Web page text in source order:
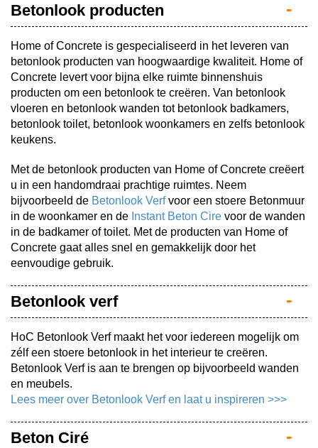
Betonlook producten
Home of Concrete is gespecialiseerd in het leveren van
betonlook producten van hoogwaardige kwaliteit. Home of
Concrete levert voor bijna elke ruimte binnenshuis
producten om een betonlook te creëren. Van betonlook
vloeren en betonlook wanden tot betonlook badkamers,
betonlook toilet, betonlook woonkamers en zelfs betonlook
keukens.
Met de betonlook producten van Home of Concrete creëert
u in een handomdraai prachtige ruimtes. Neem
bijvoorbeeld de Betonlook Verfvoor een stoere Betonmuur
in de woonkamer en de Instant Beton Cire voor de wanden
in de badkamer of toilet. Met de producten van Home of
Concrete gaat alles snel en gemakkelijk door het
eenvoudige gebruik.
Betonlook verf
HoC Betonlook Verf maakt het voor iedereen mogelijk om
zélf een stoere betonlook in het interieur te creëren.
Betonlook Verf is aan te brengen op bijvoorbeeld wanden
en meubels.
Lees meer over Betonlook Verf en laat u inspireren >>>
Beton Ciré